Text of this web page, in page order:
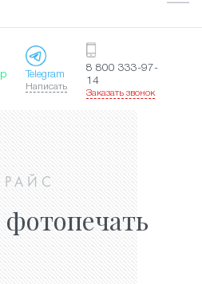
Telegram
Написать
8 800 333-97-
14
Заказать звонок